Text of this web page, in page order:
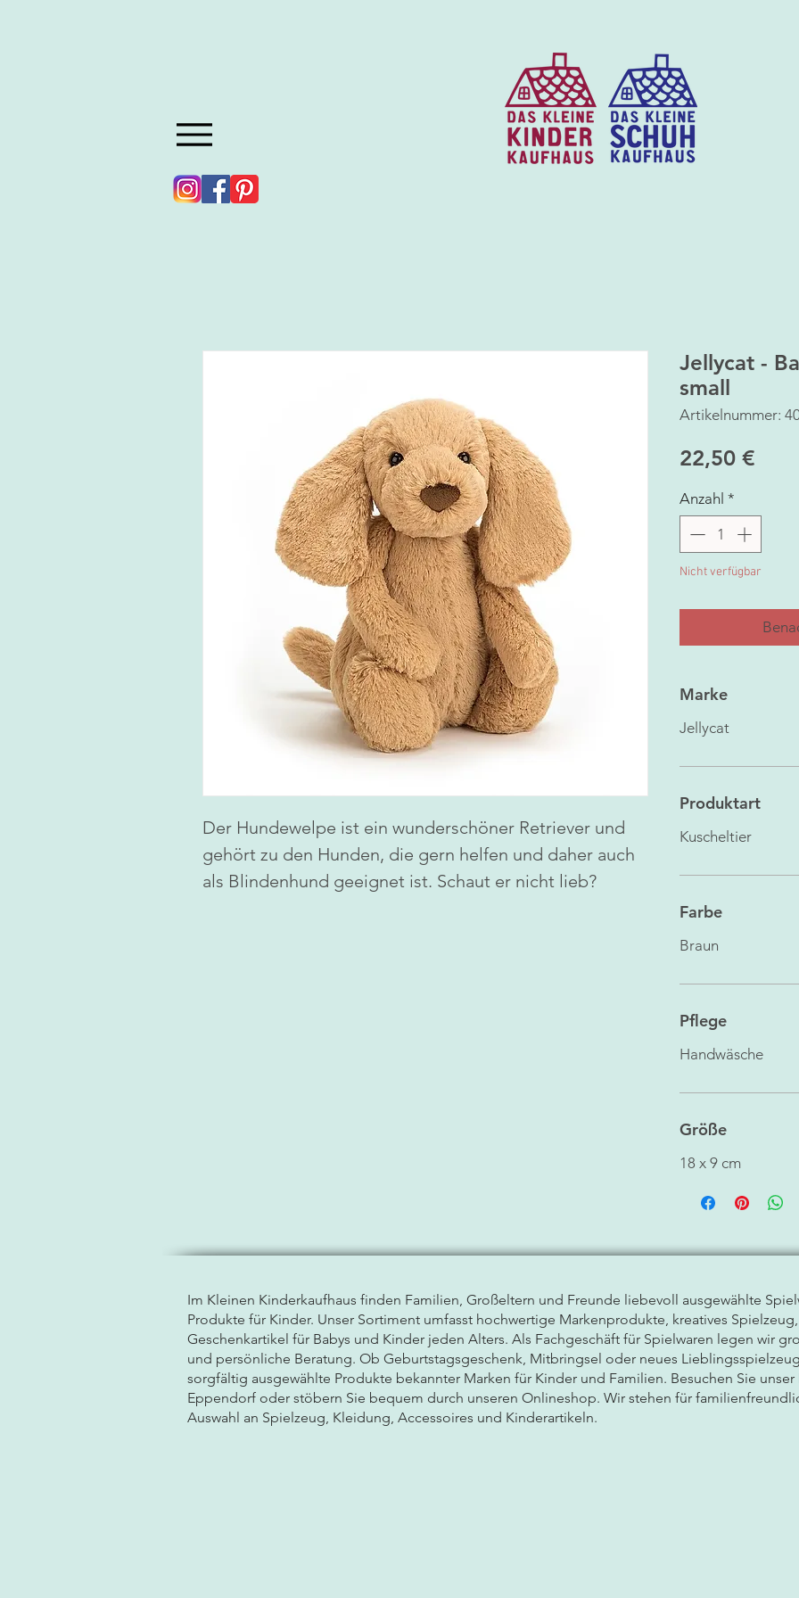
Der Hundewelpe ist ein wunderschöner Retriever und
gehört zu den Hunden, die gern helfen und daher auch
als Blindenhund geeignet ist. Schaut er nicht lieb?
Jellycat -
small
Artikelnummer:
22,50 €
Anzahl *
Nicht verfügbar
Marke
Jellycat
Produktart
Kuscheltier
Farbe
Braun
Pflege
Handwäsche
Größe
18 x 9 cm
Im Kleinen Kinderkaufhaus finden Familien, Großeltern und Freunde liebevoll ausgewählte
Produkte für Kinder. Unser Sortiment umfasst hochwertige Markenprodukte, kreatives
Geschenkartikel für Babys und Kinder jeden Alters. Als Fachgeschäft für Spielwaren legen wir
und persönliche Beratung. Ob Geburtstagsgeschenk, Mitbringsel oder neues
sorgfältig ausgewählte Produkte bekannter Marken für Kinder und Familien. Besuchen Sie
Eppendorf oder stöbern Sie bequem durch unseren Onlineshop. Wir stehen für
Auswahl an Spielzeug, Kleidung, Accessoires und Kinderartikeln.